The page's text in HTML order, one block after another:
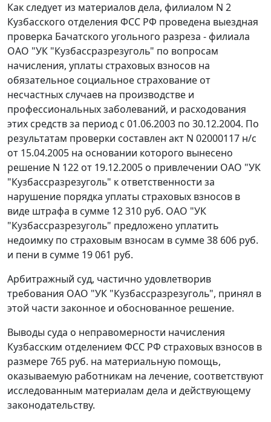
Как следует из материалов дела, филиалом N 2
Кузбасского отделения ФСС РФ проведена выездная
проверка Бачатского угольного разреза - филиала
ОАО "УК "Кузбассразрезуголь" по вопросам
начисления, уплаты страховых взносов на
обязательное социальное страхование от
несчастных случаев на производстве и
профессиональных заболеваний, и расходования
этих средств за период с 01.06.2003 по 30.12.2004. По
результатам проверки составлен акт N 02000117 н/с
от 15.04.2005 на основании которого вынесено
решение N 122 от 19.12.2005 о привлечении ОАО "УК
"Кузбассразрезуголь" к ответственности за
нарушение порядка уплаты страховых взносов в
виде штрафа в сумме 12 310 руб. ОАО "УК
"Кузбассразрезуголь" предложено уплатить
недоимку по страховым взносам в сумме 38 606 руб.
и пени в сумме 19 061 руб.
Арбитражный суд, частично удовлетворив
требования ОАО "УК "Кузбассразрезуголь", принял в
этой части законное и обоснованное решение.
Выводы суда о неправомерности начисления
Кузбасским отделением ФСС РФ страховых взносов в
размере 765 руб. на материальную помощь,
оказываемую работникам на лечение, соответствуют
исследованным материалам дела и действующему
законодательству.